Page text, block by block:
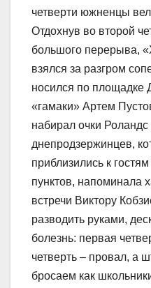
четверти южненцы
Отдохнув во второй
большого перерыва,
взялся за разгром
носился по
«гамаки» Артем
набирал очки
днепродзержинцев,
приблизились к
пунктов, напоминала
встречи Виктору
разводить руками,
болезнь: первая
четверть – провал, а
бросаем как